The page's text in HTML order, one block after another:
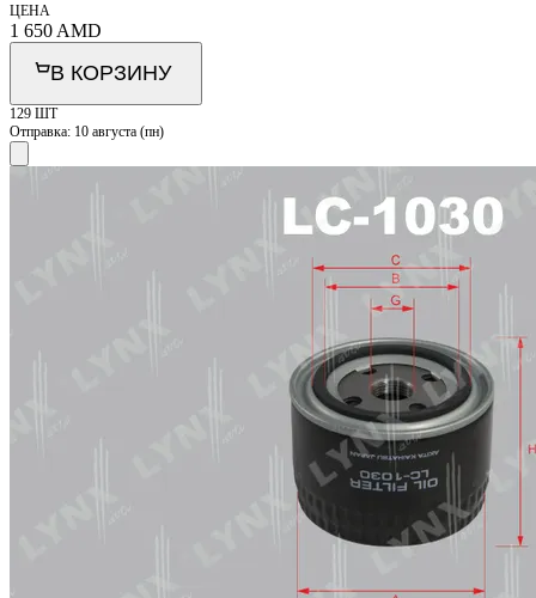
ЦЕНА
1 650 AMD
В КОРЗИНУ
129 ШТ
Отправка: 10 августа (пн)